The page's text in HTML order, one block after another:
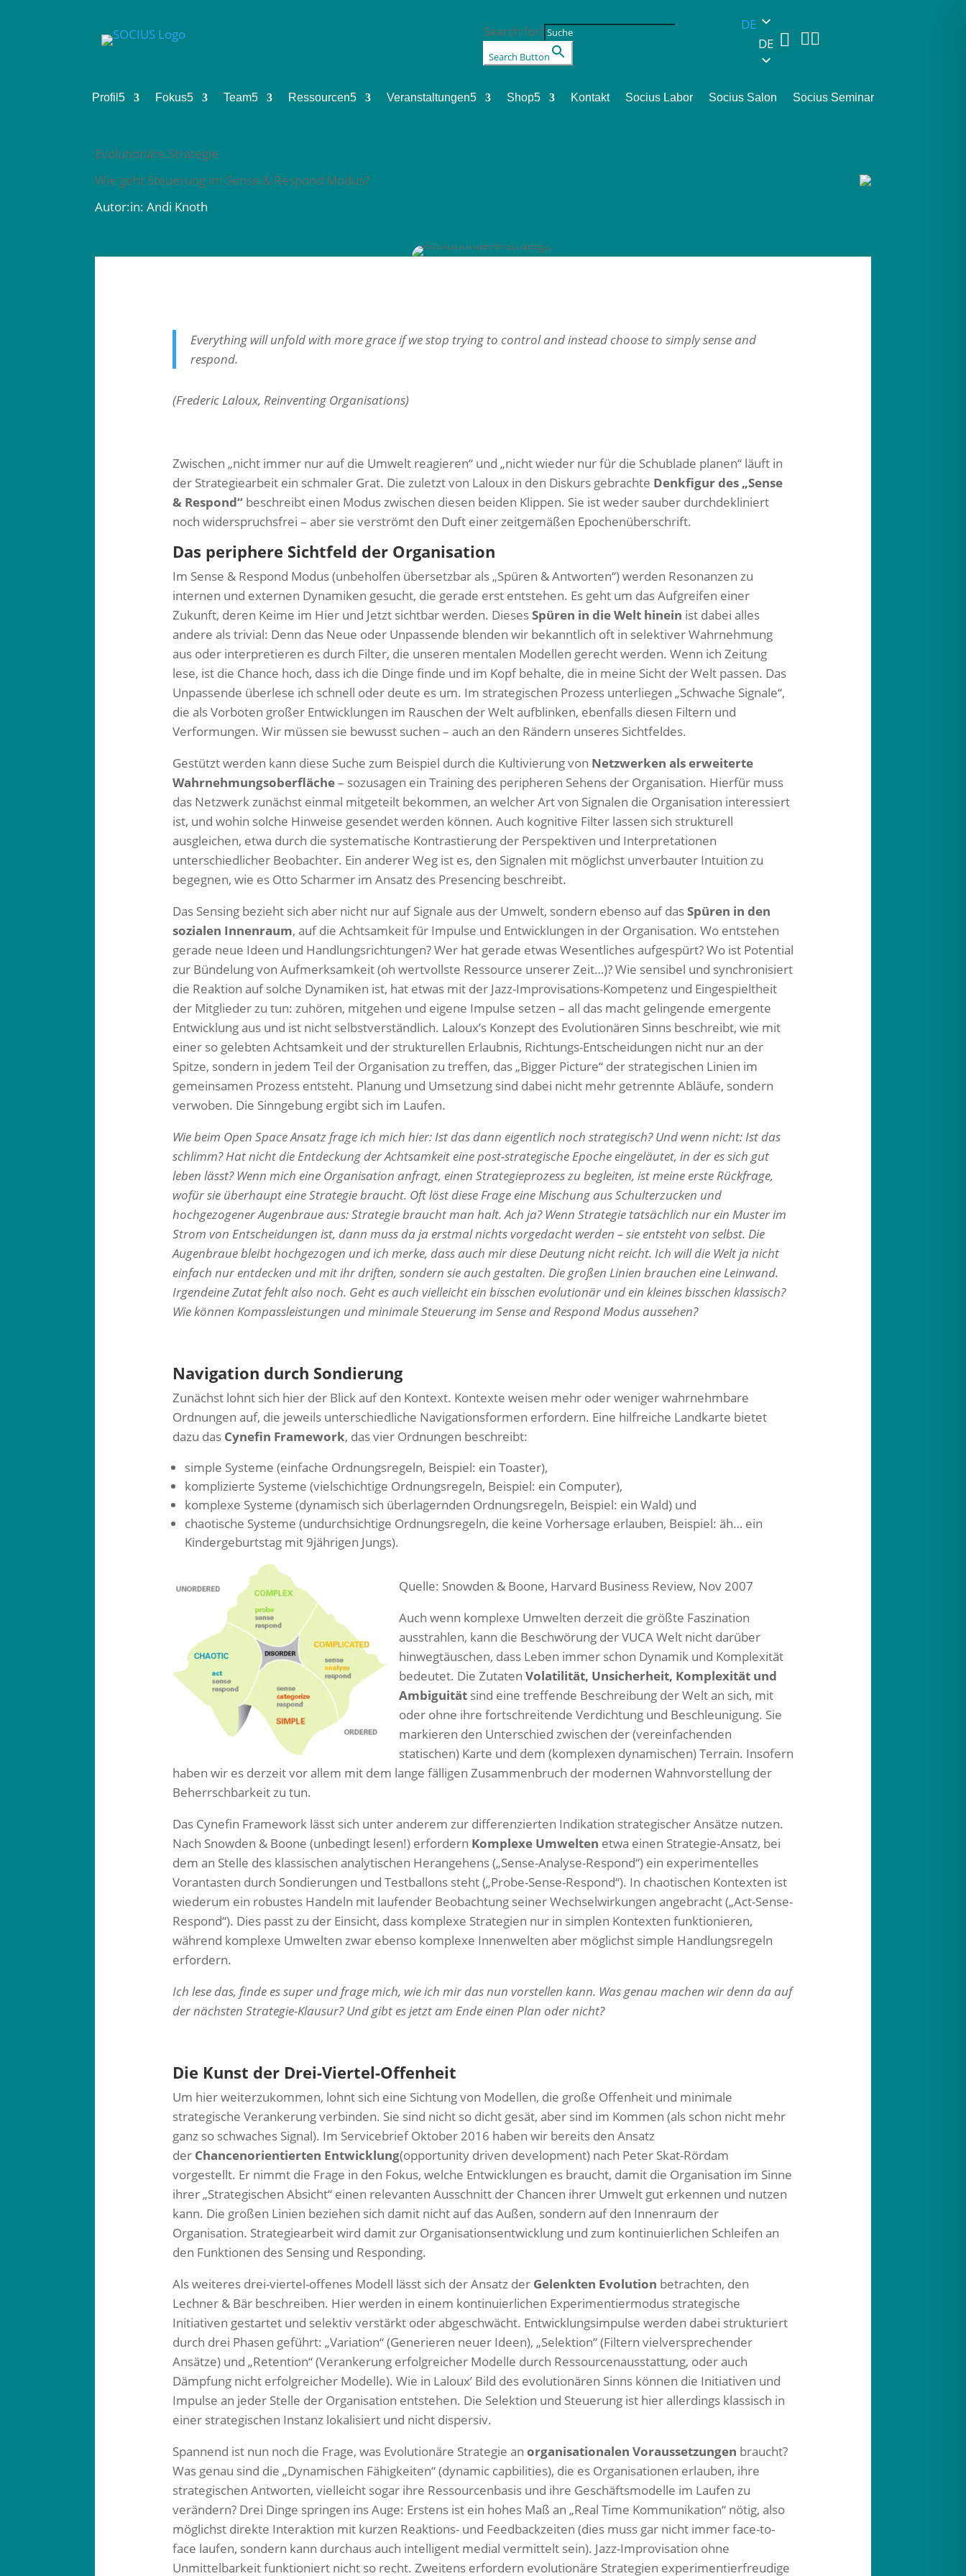
Search for:
Search Button
DE
DE  
Profil 5 Fokus5 Team5 Ressourcen5 Veranstaltungen5 Shop5 Kontakt Socius Labor Socius Salon Socius Seminar
Evolutionäre Strategie
Wie geht Steuerung im Sense & Respond Modus?
Autor:in: Andi Knoth
Everything will unfold with more grace if we stop trying to control and instead choose to simply sense and
respond.
(Frederic Laloux, Reinventing Organisations)
Zwischen „nicht immer nur auf die Umwelt reagieren“ und „nicht wieder nur für die Schublade planen“ läuft in
der Strategiearbeit ein schmaler Grat. Die zuletzt von Laloux in den Diskurs gebrachte Denkfigur des „Sense
& Respond“ beschreibt einen Modus zwischen diesen beiden Klippen. Sie ist weder sauber durchdekliniert
noch widerspruchsfrei – aber sie verströmt den Duft einer zeitgemäßen Epochenüberschrift.
Das periphere Sichtfeld der Organisation
Im Sense & Respond Modus (unbeholfen übersetzbar als „Spüren & Antworten“) werden Resonanzen zu
internen und externen Dynamiken gesucht, die gerade erst entstehen. Es geht um das Aufgreifen einer
Zukunft, deren Keime im Hier und Jetzt sichtbar werden. DiesesSpüren in die Welt hinein ist dabei alles
andere als trivial: Denn das Neue oder Unpassende blenden wir bekanntlich oft in selektiver Wahrnehmung
aus oder interpretieren es durch Filter, die unseren mentalen Modellen gerecht werden. Wenn ich Zeitung
lese, ist die Chance hoch, dass ich die Dinge finde und im Kopf behalte, die in meine Sicht der Welt passen. Das
Unpassende überlese ich schnell oder deute es um. Im strategischen Prozess unterliegen „Schwache Signale“,
die als Vorboten großer Entwicklungen im Rauschen der Welt aufblinken, ebenfalls diesen Filtern und
Verformungen. Wir müssen sie bewusst suchen – auch an den Rändern unseres Sichtfeldes.
Gestützt werden kann diese Suche zum Beispiel durch die Kultivierung von Netzwerken als erweiterte
Wahrnehmungsoberfläche– sozusagen ein Training des peripheren Sehens der Organisation. Hierfür muss
das Netzwerk zunächst einmal mitgeteilt bekommen, an welcher Art von Signalen die Organisation interessiert
ist, und wohin solche Hinweise gesendet werden können. Auch kognitive Filter lassen sich strukturell
ausgleichen, etwa durch die systematische Kontrastierung der Perspektiven und Interpretationen
unterschiedlicher Beobachter. Ein anderer Weg ist es, den Signalen mit möglichst unverbauter Intuition zu
begegnen, wie es Otto Scharmer im Ansatz des Presencing beschreibt.
Das Sensing bezieht sich aber nicht nur auf Signale aus der Umwelt, sondern ebenso auf dasSpüren in den
sozialen Innenraum, auf die Achtsamkeit für Impulse und Entwicklungen in der Organisation. Wo entstehen
gerade neue Ideen und Handlungsrichtungen? Wer hat gerade etwas Wesentliches aufgespürt? Wo ist Potential
zur Bündelung von Aufmerksamkeit (oh wertvollste Ressource unserer Zeit…)? Wie sensibel und synchronisiert
die Reaktion auf solche Dynamiken ist, hat etwas mit der Jazz-Improvisations-Kompetenz und Eingespieltheit
der Mitglieder zu tun: zuhören, mitgehen und eigene Impulse setzen – all das macht gelingende emergente
Entwicklung aus und ist nicht selbstverständlich. Laloux’s Konzept des Evolutionären Sinns beschreibt, wie mit
einer so gelebten Achtsamkeit und der strukturellen Erlaubnis, Richtungs-Entscheidungen nicht nur an der
Spitze, sondern in jedem Teil der Organisation zu treffen, das „Bigger Picture“ der strategischen Linien im
gemeinsamen Prozess entsteht. Planung und Umsetzung sind dabei nicht mehr getrennte Abläufe, sondern
verwoben. Die Sinngebung ergibt sich im Laufen.
Wie beim Open Space Ansatz frage ich mich hier: Ist das dann eigentlich noch strategisch? Und wenn nicht: Ist das
schlimm? Hat nicht die Entdeckung der Achtsamkeit eine post-strategische Epoche eingeläutet, in der es sich gut
leben lässt? Wenn mich eine Organisation anfragt, einen Strategieprozess zu begleiten, ist meine erste Rückfrage,
wofür sie überhaupt eine Strategie braucht. Oft löst diese Frage eine Mischung aus Schulterzucken und
hochgezogener Augenbraue aus: Strategie braucht man halt. Ach ja? Wenn Strategie tatsächlich nur ein Muster im
Strom von Entscheidungen ist, dann muss da ja erstmal nichts vorgedacht werden – sie entsteht von selbst. Die
Augenbraue bleibt hochgezogen und ich merke, dass auch mir diese Deutung nicht reicht. Ich will die Welt ja nicht
einfach nur entdecken und mit ihr driften, sondern sie auch gestalten. Die großen Linien brauchen eine Leinwand.
Irgendeine Zutat fehlt also noch. Geht es auch vielleicht ein bisschen evolutionär und ein kleines bisschen klassisch?
Wie können Kompassleistungen und minimale Steuerung im Sense and Respond Modus aussehen?
Navigation durch Sondierung
Zunächst lohnt sich hier der Blick auf den Kontext. Kontexte weisen mehr oder weniger wahrnehmbare
Ordnungen auf, die jeweils unterschiedliche Navigationsformen erfordern. Eine hilfreiche Landkarte bietet
dazu das Cynefin Framework, das vier Ordnungen beschreibt:
simple Systeme (einfache Ordnungsregeln, Beispiel: ein Toaster),
komplizierte Systeme (vielschichtige Ordnungsregeln, Beispiel: ein Computer),
komplexe Systeme (dynamisch sich überlagernden Ordnungsregeln, Beispiel: ein Wald) und
chaotische Systeme (undurchsichtige Ordnungsregeln, die keine Vorhersage erlauben, Beispiel: äh… ein
Kindergeburtstag mit 9jährigen Jungs).
Quelle: Snowden & Boone, Harvard Business Review, Nov 2007
Auch wenn komplexe Umwelten derzeit die größte Faszination
ausstrahlen, kann die Beschwörung der VUCA Welt nicht darüber
hinwegtäuschen, dass Leben immer schon Dynamik und Komplexität
bedeutet. Die Zutaten Volatilität, Unsicherheit, Komplexität und
Ambiguität sind eine treffende Beschreibung der Welt an sich, mit
oder ohne ihre fortschreitende Verdichtung und Beschleunigung. Sie
markieren den Unterschied zwischen der (vereinfachenden
statischen) Karte und dem (komplexen dynamischen) Terrain. Insofern
haben wir es derzeit vor allem mit dem lange fälligen Zusammenbruch der modernen Wahnvorstellung der
Beherrschbarkeit zu tun.
Das Cynefin Framework lässt sich unter anderem zur differenzierten Indikation strategischer Ansätze nutzen.
Nach Snowden & Boone (unbedingt lesen!) erfordern Komplexe Umwelten etwa einen Strategie-Ansatz, bei
dem an Stelle des klassischen analytischen Herangehens („Sense-Analyse-Respond“) ein experimentelles
Vorantasten durch Sondierungen und Testballons steht („Probe-Sense-Respond“). In chaotischen Kontexten ist
wiederum ein robustes Handeln mit laufender Beobachtung seiner Wechselwirkungen angebracht („Act-Sense-
Respond“). Dies passt zu der Einsicht, dass komplexe Strategien nur in simplen Kontexten funktionieren,
während komplexe Umwelten zwar ebenso komplexe Innenwelten aber möglichst simple Handlungsregeln
erfordern.
Ich lese das, finde es super und frage mich, wie ich mir das nun vorstellen kann. Was genau machen wir denn da auf
der nächsten Strategie-Klausur? Und gibt es jetzt am Ende einen Plan oder nicht?
Die Kunst der Drei-Viertel-Offenheit
Um hier weiterzukommen, lohnt sich eine Sichtung von Modellen, die große Offenheit und minimale
strategische Verankerung verbinden. Sie sind nicht so dicht gesät, aber sind im Kommen (als schon nicht mehr
ganz so schwaches Signal). Im Servicebrief Oktober 2016 haben wir bereits den Ansatz
der Chancenorientierten Entwicklung(opportunity driven development) nach Peter Skat-Rördam
vorgestellt. Er nimmt die Frage in den Fokus, welche Entwicklungen es braucht, damit die Organisation im Sinne
ihrer „Strategischen Absicht“ einen relevanten Ausschnitt der Chancen ihrer Umwelt gut erkennen und nutzen
kann. Die großen Linien beziehen sich damit nicht auf das Außen, sondern auf den Innenraum der
Organisation. Strategiearbeit wird damit zur Organisationsentwicklung und zum kontinuierlichen Schleifen an
den Funktionen des Sensing und Responding.
Als weiteres drei-viertel-offenes Modell lässt sich der Ansatz der Gelenkten Evolution betrachten, den
Lechner & Bär beschreiben. Hier werden in einem kontinuierlichen Experimentiermodus strategische
Initiativen gestartet und selektiv verstärkt oder abgeschwächt. Entwicklungsimpulse werden dabei strukturiert
durch drei Phasen geführt: „Variation“ (Generieren neuer Ideen), „Selektion“ (Filtern vielversprechender
Ansätze) und „Retention“ (Verankerung erfolgreicher Modelle durch Ressourcenausstattung, oder auch
Dämpfung nicht erfolgreicher Modelle). Wie in Laloux’ Bild des evolutionären Sinns können die Initiativen und
Impulse an jeder Stelle der Organisation entstehen. Die Selektion und Steuerung ist hier allerdings klassisch in
einer strategischen Instanz lokalisiert und nicht dispersiv.
Spannend ist nun noch die Frage, was Evolutionäre Strategie an organisationalen Voraussetzungen braucht?
Was genau sind die „Dynamischen Fähigkeiten“ (dynamic capbilities), die es Organisationen erlauben, ihre
strategischen Antworten, vielleicht sogar ihre Ressourcenbasis und ihre Geschäftsmodelle im Laufen zu
verändern? Drei Dinge springen ins Auge: Erstens ist ein hohes Maß an „Real Time Kommunikation“ nötig, also
möglichst direkte Interaktion mit kurzen Reaktions- und Feedbackzeiten (dies muss gar nicht immer face-to-
face laufen, sondern kann durchaus auch intelligent medial vermittelt sein). Jazz-Improvisation ohne
Unmittelbarkeit funktioniert nicht so recht. Zweitens erfordern evolutionäre Strategien experimentierfreudige